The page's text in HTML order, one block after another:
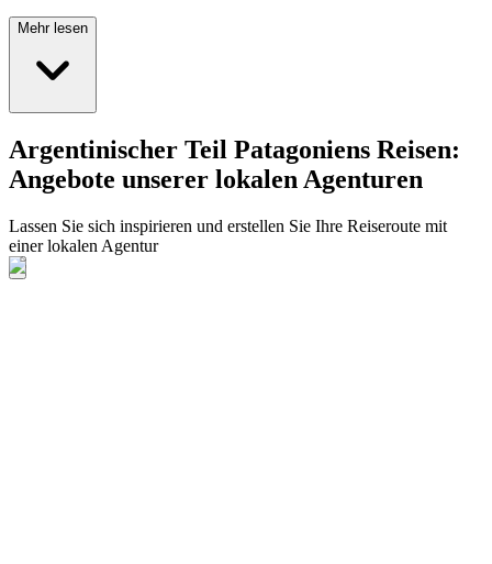
Mehr lesen
Argentinischer Teil Patagoniens Reisen:
Angebote unserer lokalen Agenturen
Lassen Sie sich inspirieren und erstellen Sie Ihre Reiseroute mit
einer lokalen Agentur